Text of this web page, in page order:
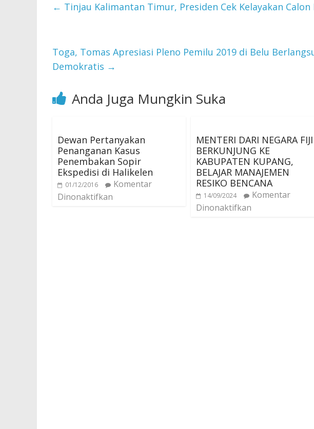
← Tinjau Kalimantan Timur, Presiden Cek Kelayakan
Toga, Tomas Apresiasi Pleno Pemilu 2019 di Belu
Demokratis →
Anda Juga Mungkin Suka
Dewan Pertanyakan
Penanganan Kasus
Penembakan Sopir
Ekspedisi di Halikelen
01/12/2016
Komentar
Dinonaktifkan
MENTERI DARI NEGARA FIJI
BERKUNJUNG KE
KABUPATEN KUPANG,
BELAJAR MANAJEMEN
RESIKO BENCANA
14/09/2024
Komentar
Dinonaktifkan